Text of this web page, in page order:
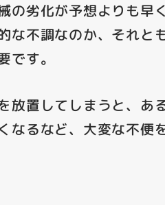
の劣化が予想よりも早
な不調なのか、それと
です。
放置してしまうと、あ
なるなど、大変な不便